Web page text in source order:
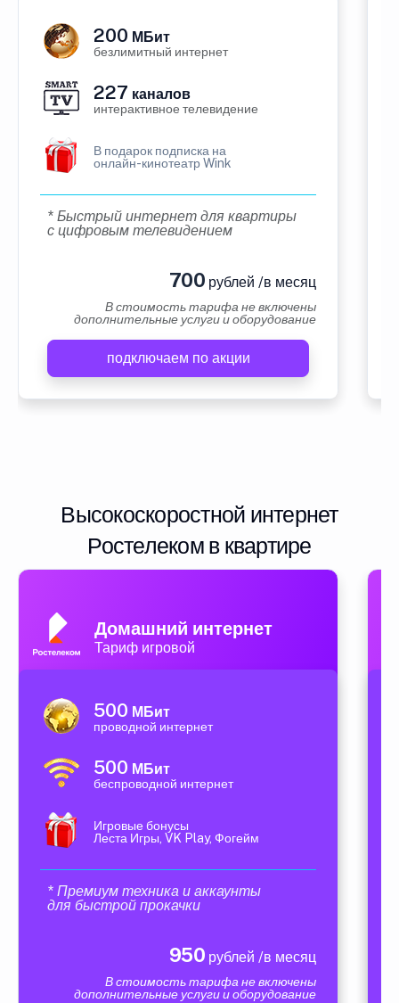
200 МБит
безлимитный интернет
227 каналов
интерактивное телевидение
В подарок подписка на
онлайн-кинотеатр Wink
* Быстрый интернет для квартиры
с цифровым телевидением
700 рублей /в месяц
В стоимость тарифа не включены
дополнительные услуги и оборудование
подключаем по акции
Высокоскоростной интернет
Ростелеком в квартире
Домашний интернет
Тариф игровой
500 МБит
проводной интернет
500 МБит
беспроводной интернет
Игровые бонусы
Леста Игры, VK Play, Фогейм
* Премиум техника и аккаунты
для быстрой прокачки
950 рублей /в месяц
В стоимость тарифа не включены
дополнительные услуги и оборудование